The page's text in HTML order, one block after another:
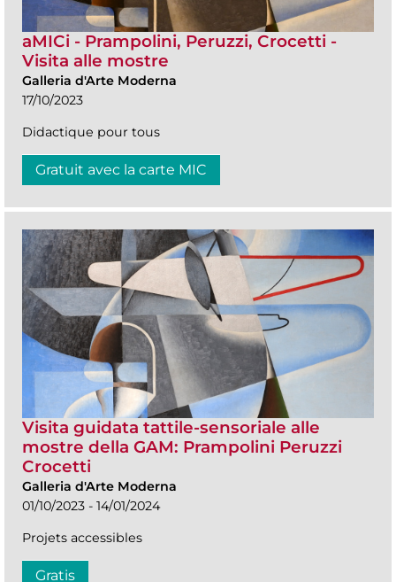
aMICi - Prampolini, Peruzzi, Crocetti -
Visita alle mostre
Galleria d'Arte Moderna
17/10/2023
Didactique pour tous
Gratuit avec la carte MIC
Visita guidata tattile-sensoriale alle
mostre della GAM: Prampolini Peruzzi
Crocetti
Galleria d'Arte Moderna
01/10/2023 - 14/01/2024
Projets accessibles
Gratis